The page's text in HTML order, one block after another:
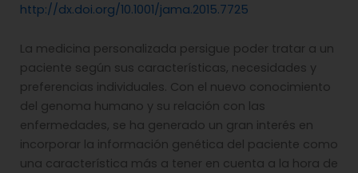
http://dx.doi.org/10.1001/jama.2015.7725
La medicina personalizada persigue poder tratar a un
paciente según sus características, necesidades y
preferencias individuales. Con el nuevo conocimiento
del genoma humano y su relación con las
enfermedades, se ha generado un gran interés en
incorporar la información genética del paciente como
una característica más a tener en cuenta a la hora de